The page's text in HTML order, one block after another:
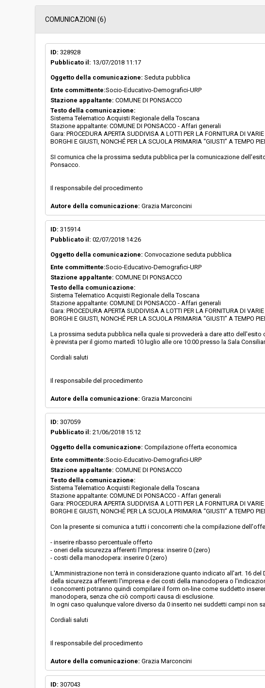
Data pubblicazione:
Svolgimento: Gara in busta chiusa
COMUNICAZIONI (6)
ID: 328928
Pubblicato il: 13/07/2018 11:17
Oggetto della comunicazione: Seduta pubblica
Ente committente:Socio-Educativo-Demografici-URP
Stazione appaltante: COMUNE DI PONSACCO
Testo della comunicazione:
Sistema Telematico Acquisti Regionale della Toscana
Stazione appaltante: COMUNE DI PONSACCO - Affari generali
Gara: PROCEDURA APERTA SUDDIVISA A LOTTI PER LA FORNITURA DI
BORGHI E GIUSTI, NONCHÉ PER LA SCUOLA PRIMARIA “GIUSTI” A TEMPO
SI comunica che la prossima seduta pubblica per la comunicazione
Ponsacco.
Il responsabile del procedimento
Autore della comunicazione: Grazia Marconcini
ID: 315914
Pubblicato il: 02/07/2018 14:26
Oggetto della comunicazione: Convocazione seduta pubblica
Ente committente:Socio-Educativo-Demografici-URP
Stazione appaltante: COMUNE DI PONSACCO
Testo della comunicazione:
Sistema Telematico Acquisti Regionale della Toscana
Stazione appaltante: COMUNE DI PONSACCO - Affari generali
Gara: PROCEDURA APERTA SUDDIVISA A LOTTI PER LA FORNITURA DI
BORGHI E GIUSTI, NONCHÉ PER LA SCUOLA PRIMARIA “GIUSTI” A TEMPO
La prossima seduta pubblica nella quale si provvederà a dare atto
è prevista per il giorno martedì 10 luglio alle ore 10:00 presso la Sala
Cordiali saluti
Il responsabile del procedimento
Autore della comunicazione: Grazia Marconcini
ID: 307059
Pubblicato il: 21/06/2018 15:12
Oggetto della comunicazione: Compilazione offerta economica
Ente committente:Socio-Educativo-Demografici-URP
Stazione appaltante: COMUNE DI PONSACCO
Testo della comunicazione:
Sistema Telematico Acquisti Regionale della Toscana
Stazione appaltante: COMUNE DI PONSACCO - Affari generali
Gara: PROCEDURA APERTA SUDDIVISA A LOTTI PER LA FORNITURA DI
BORGHI E GIUSTI, NONCHÉ PER LA SCUOLA PRIMARIA “GIUSTI” A TEMPO
Con la presente si comunica a tutti i concorrenti che la compilazione
- inserire ribasso percentuale offerto
- oneri della sicurezza afferenti l'impresa: inserire 0 (zero)
- costi della manodopera: inserire 0 (zero)
L'Amministrazione non terrà in considerazione quanto indicato all'art. 16
della sicurezza afferenti l'impresa e dei costi della manodopera o
I concorrenti potranno quindi compilare il form on-line come suddetto
manodopera, senza che ciò comporti causa di esclusione.
In ogni caso qualunque valore diverso da 0 inserito nei suddetti campi non
Cordiali saluti
Il responsabile del procedimento
Autore della comunicazione: Grazia Marconcini
ID: 307043